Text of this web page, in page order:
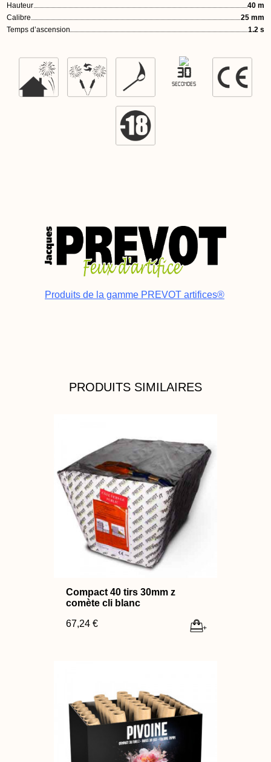
Hauteur
40 m
Calibre
25 mm
Temps d’ascension
1.2 s
30
SECONDES
Produits de la gamme PREVOT artifices®
PRODUITS SIMILAIRES
Compact 40 tirs 30mm z
comète cli blanc
67,24 €
+